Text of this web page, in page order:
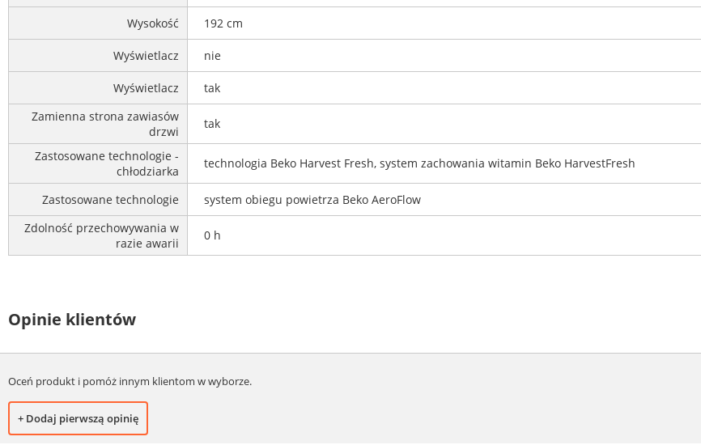
Wysokość 192 cm
Wyświetlacz nie
Wyświetlacz
tak
Zamienna strona zawiasów
drzwi
tak
Zastosowane technologie -
chłodziarka
technologia Beko Harvest Fresh, system zachowania witamin Beko HarvestFresh
Zastosowane technologie
system obiegu powietrza Beko AeroFlow
Zdolność przechowywania w
razie awarii
0 h
Opinie klientów
Oceń produkt i pomóż innym klientom w wyborze.
+ Dodaj pierwszą opinię